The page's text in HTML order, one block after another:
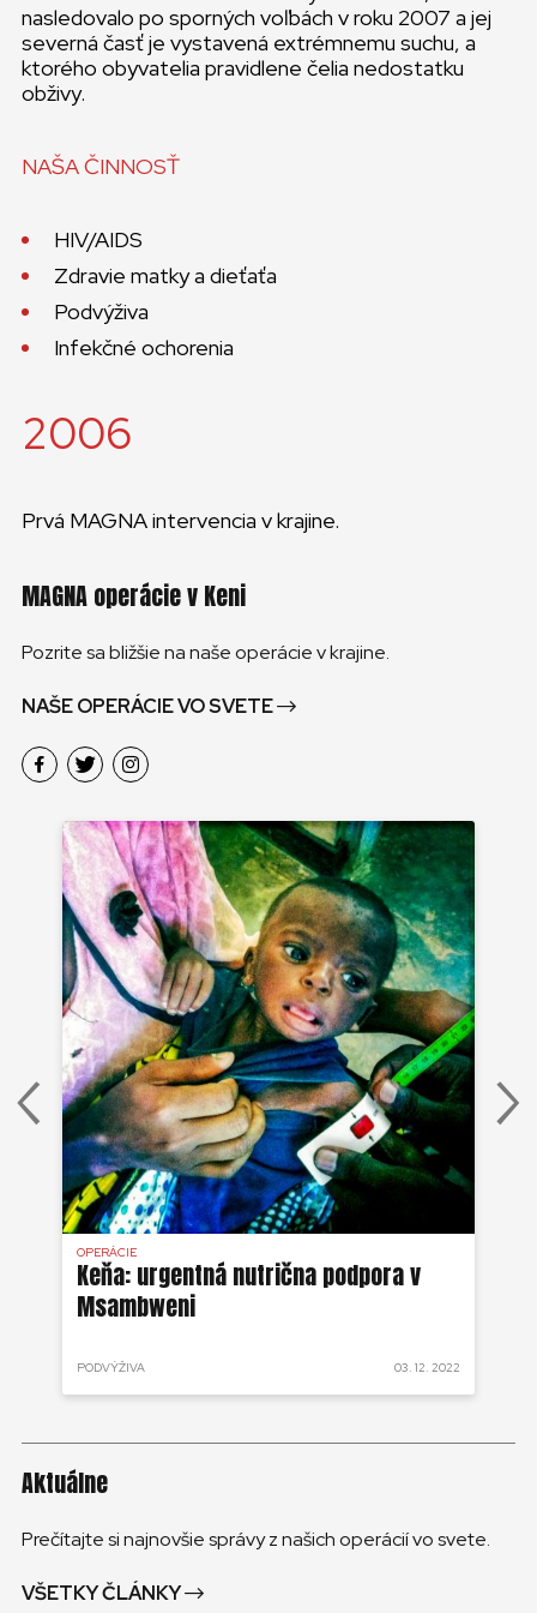
nasledovalo po sporných voľbách v roku 2007 a jej
severná časť je vystavená extrémnemu suchu, a
ktorého obyvatelia pravidlene čelia nedostatku
obživy.
NAŠA ČINNOSŤ
HIV/AIDS
Zdravie matky a dieťaťa
Podvýživa
Infekčné ochorenia
2006
Prvá MAGNA intervencia v krajine.
MAGNA operácie v Keni
Pozrite sa bližšie na naše operácie v krajine.
NAŠE OPERÁCIE VO SVETE
OPERÁCIE
Keňa: urgentná nutrična podpora v
Msambweni
PODVÝŽIVA 03. 12. 2022
Aktuálne
Prečítajte si najnovšie správy z našich operácií vo svete.
VŠETKY ČLÁNKY